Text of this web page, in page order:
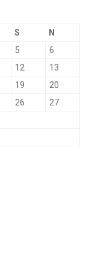
S N
5
6
12
13
19
20
26
27